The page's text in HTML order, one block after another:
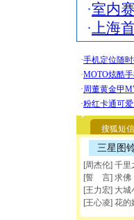
·室内
· 上海
搜狐短信
三星图
[周杰伦] 千里
[誓 言] 求佛
[王力宏] 大城
[王心凌] 花的